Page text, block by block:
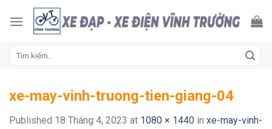
xe-may-vinh-truong-tien-giang-04
Published 18 Tháng 4, 2023 at 1080 × 1440 in xe-may-vinh-